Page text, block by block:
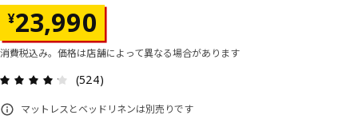
¥23,990
価格 ¥ 23990
消費税込み。価格は店舗によって異なる場合があります
(524)
マットレスとベッドリネンは別売りです